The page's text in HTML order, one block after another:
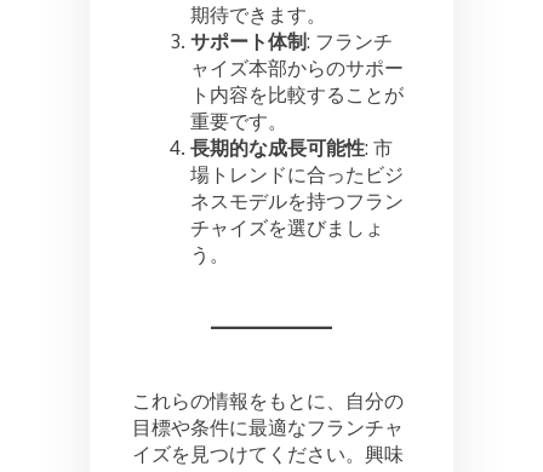
期待できます。
サポート体制: フランチ
ャイズ本部からのサポー
ト内容を比較することが
重要です。
長期的な成長可能性: 市
場トレンドに合ったビジ
ネスモデルを持つフラン
チャイズを選びましょ
う。
これらの情報をもとに、自分の
目標や条件に最適なフランチャ
イズを見つけてください。興味